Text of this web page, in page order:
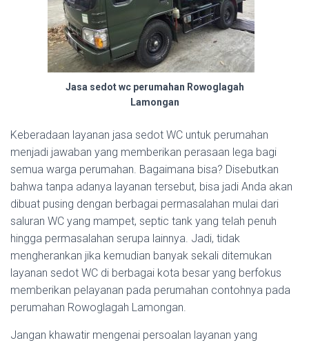
Jasa sedot wc perumahan Rowoglagah
Lamongan
Keberadaan layanan jasa sedot WC untuk perumahan
menjadi jawaban yang memberikan perasaan lega bagi
semua warga perumahan. Bagaimana bisa? Disebutkan
bahwa tanpa adanya layanan tersebut, bisa jadi Anda akan
dibuat pusing dengan berbagai permasalahan mulai dari
saluran WC yang mampet, septic tank yang telah penuh
hingga permasalahan serupa lainnya. Jadi, tidak
mengherankan jika kemudian banyak sekali ditemukan
layanan sedot WC di berbagai kota besar yang berfokus
memberikan pelayanan pada perumahan contohnya pada
perumahan Rowoglagah Lamongan.
Jangan khawatir mengenai persoalan layanan yang